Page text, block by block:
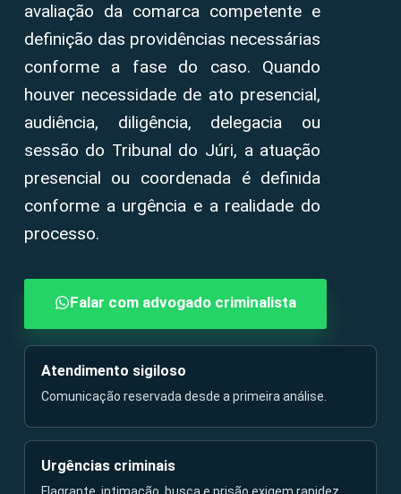
avaliação da comarca competente e
definição das providências necessárias
conforme a fase do caso. Quando
houver necessidade de ato presencial,
audiência, diligência, delegacia ou
sessão do Tribunal do Júri, a atuação
presencial ou coordenada é definida
conforme a urgência e a realidade do
processo.
Falar com advogado criminalista
Atendimento sigiloso
Comunicação reservada desde a primeira análise.
Urgências criminais
Flagrante, intimação, busca e prisão exigem rapidez.